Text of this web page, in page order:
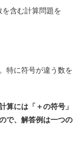
含む計算問題を
特に符号が違う数を
算には「＋の符号」
で、解答例は一つの